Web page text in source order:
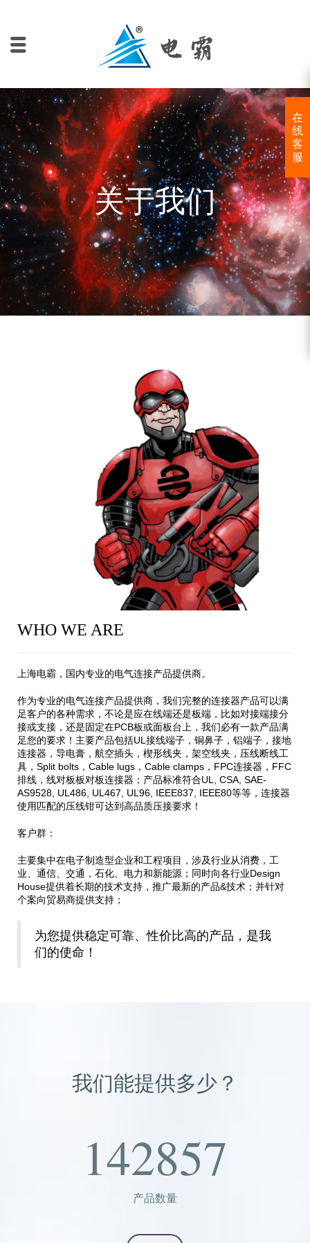
关于我们
WHO WE ARE
上海电霸，国内专业的电气连接产品提供商。
作为专业的电气连接产品提供商，我们完整的连接器产品可以满
足客户的各种需求，不论是应在线端还是板端，比如对接端接分
接或支接，还是固定在PCB板或面板台上，我们必有一款产品满
足您的要求！主要产品包括UL接线端子，铜鼻子，铝端子，接地
连接器，导电膏，航空插头，楔形线夹，架空线夹，压线断线工
具，Split bolts，Cable lugs，Cable clamps，FPC连接器，FFC
排线，线对板板对板连接器；产品标准符合UL, CSA, SAE-
AS9528, UL486, UL467, UL96, IEEE837, IEEE80等等，连接器
使用匹配的压线钳可达到高品质压接要求！
客户群：
主要集中在电子制造型企业和工程项目，涉及行业从消费，工
业、通信、交通，石化、电力和新能源；同时向各行业Design
House提供着长期的技术支持，推广最新的产品&技术；并针对
个案向贸易商提供支持；
为您提供稳定可靠、性价比高的产品，是我
们的使命！
我们能提供多少？
142857
产品数量
在
线
客
服